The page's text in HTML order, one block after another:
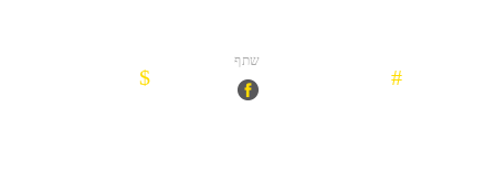
שתף